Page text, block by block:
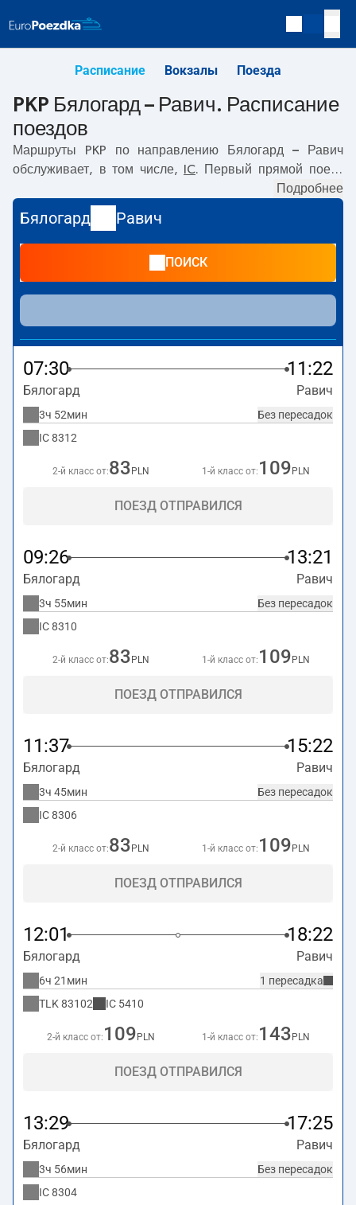
Расписание Вокзалы Поезда
PKP Бялогард – Равич. Расписание
поездов
Маршруты PKP по направлению
Бялогард – Равич
обслуживает, в том числе,
IC. Первый прямой поезд
с вокзала PKP Бялогард.
Последний поезд до Равич отправляется в 21:48. Самое
быстрое путешествие предлагает прямой поезд
Поездка на нём занимает03:45 . По маршрутуБялогард
также курсируют другие поезда:
предлагают более низкую цену билета и, как правило,
более долгое время в пути. Поезд заканчивает маршрут
на станции Равич.
Подробнее
Бялогард Равич
ПОИСК
07:30 11:22
Бялогард Равич
Без пересадок
3ч 52мин
IC8312
2-й класс от:83 PLN 1-й класс от: 109 PLN
ПОЕЗД ОТПРАВИЛСЯ
09:26 13:21
Бялогард Равич
Без пересадок
3ч 55мин
IC8310
2-й класс от:83 PLN 1-й класс от: 109 PLN
ПОЕЗД ОТПРАВИЛСЯ
11:37 15:22
Бялогард Равич
Без пересадок
3ч 45мин
IC8306
2-й класс от:83 PLN 1-й класс от: 109 PLN
ПОЕЗД ОТПРАВИЛСЯ
12:01 18:22
Бялогард Равич
1 пересадка
6ч 21мин
TLK 83102 IC 5410
2-й класс от: 109 PLN 1-й класс от: 143 PLN
ПОЕЗД ОТПРАВИЛСЯ
13:29 17:25
Бялогард Равич
Без пересадок
3ч 56мин
IC8304